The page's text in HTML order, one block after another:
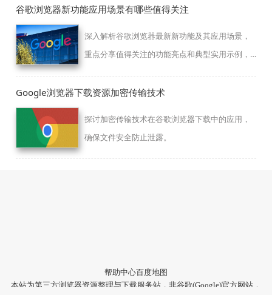
谷歌浏览器新功能应用场景有哪些值得关注
深入解析谷歌浏览器最新新功能及其应用场景，
重点分享值得关注的功能亮点和典型实用示例，
Google浏览器下载资源加密传输技术
探讨加密传输技术在谷歌浏览器下载中的应用，
确保文件安全防止泄露。
帮助中心百度地图
本站为第三方浏览器资源整理与下载服务站，非谷歌(Google)官方网站，